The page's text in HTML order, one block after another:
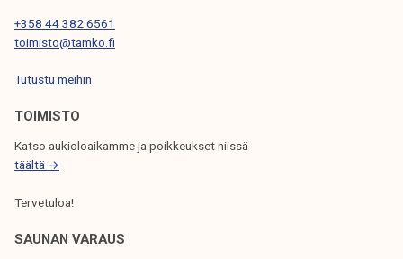
n
!
i
e
n
e
t
s
t
+358 44 382 6561
toimisto@tamko.fi
Tutustu meihin
TOIMISTO
Katso aukioloaikamme ja poikkeukset niissä
täältä →
Tervetuloa!
SAUNAN VARAUS